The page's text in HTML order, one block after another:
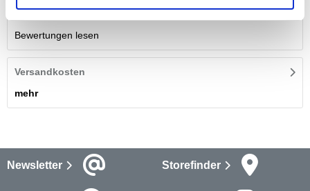
Bewertungen lesen
Versandkosten
mehr
Newsletter Storefinder